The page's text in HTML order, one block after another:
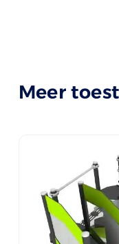
Meer